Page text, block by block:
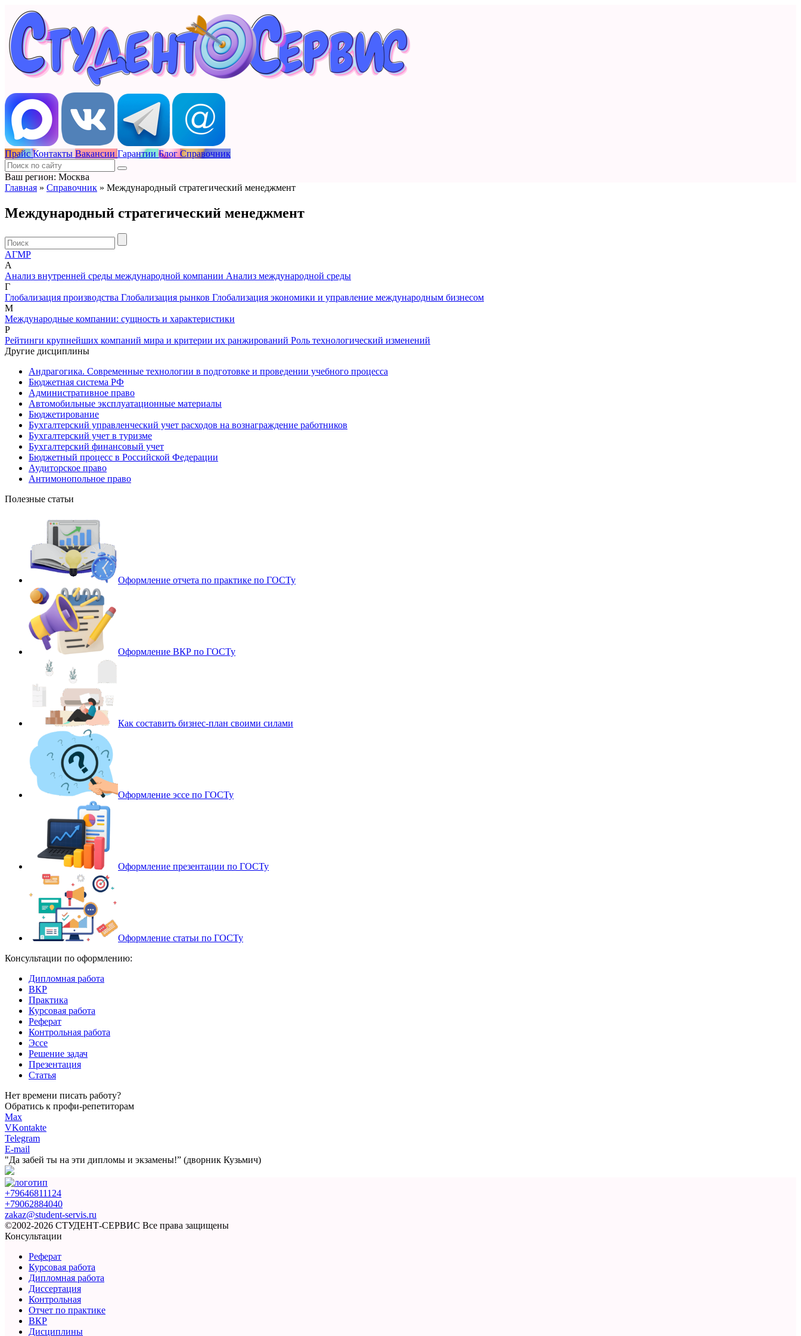
Прайс Контакты Вакансии Гарантии Блог Справочник
Ваш регион: Москва
Главная » Справочник » Международный стратегический менеджмент
Международный стратегический менеджмент
АГМР
А
Анализ внутренней среды международной компании Анализ международной среды
Г
Глобализация производства Глобализация рынков Глобализация экономики и управление международным бизнесом
М
Международные компании: сущность и характеристики
Р
Рейтинги крупнейших компаний мира и критерии их ранжирований Роль технологический изменений
Другие дисциплины
Андрагогика. Современные технологии в подготовке и проведении учебного процесса
Бюджетная система РФ
Административное право
Автомобильные эксплуатационные материалы
Бюджетирование
Бухгалтерский управленческий учет расходов на вознаграждение работников
Бухгалтерский учет в туризме
Бухгалтерский финансовый учет
Бюджетный процесс в Российской Федерации
Аудиторское право
Антимонопольное право
Полезные статьи
Оформление отчета по практике по ГОСТу
Оформление ВКР по ГОСТу
Как составить бизнес-план своими силами
Оформление эссе по ГОСТу
Оформление презентации по ГОСТу
Оформление статьи по ГОСТу
Консультации по оформлению:
Дипломная работа
ВКР
Практика
Курсовая работа
Реферат
Контрольная работа
Эссе
Решение задач
Презентация
Статья
Нет времени писать работу?
Обратись к профи-репетиторам
Max
VKontakte
Telegram
E-mail
"Да забей ты на эти дипломы и экзамены!” (дворник Кузьмич)
+79646811124
+79062884040
zakaz@student-servis.ru
©2002-2026 СТУДЕНТ-СЕРВИС Все права защищены
Консультации
Реферат
Курсовая работа
Дипломная работа
Диссертация
Контрольная
Отчет по практике
ВКР
Дисциплины